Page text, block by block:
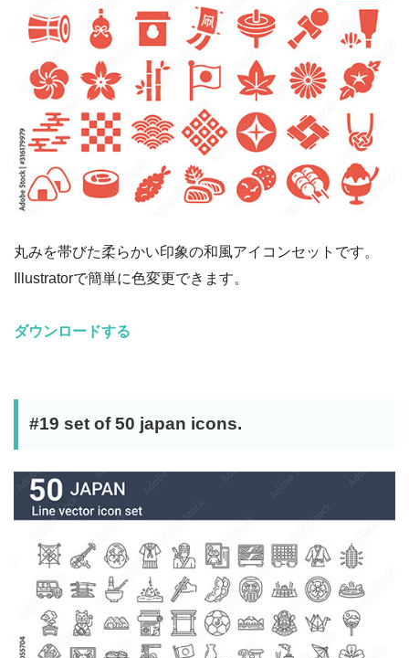
丸みを帯びた柔らかい印象の和風アイコンセットです。
Illustratorで簡単に色変更できます。
ダウンロードする
#19 set of 50 japan icons.